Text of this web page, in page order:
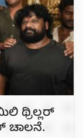
ಥ್ರಿಲ್ಲರ್
ಚಾಲನೆ.